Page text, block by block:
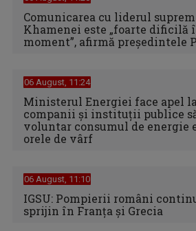
Comunicarea cu liderul
Khamenei este „foarte dificilă
moment”, afirmă preşedintele
06 August, 11:24
Ministerul Energiei face apel
companii și instituții publice
voluntar consumul de energie
orele de vârf
06 August, 11:10
IGSU: Pompierii români
sprijin în Franţa şi Grecia